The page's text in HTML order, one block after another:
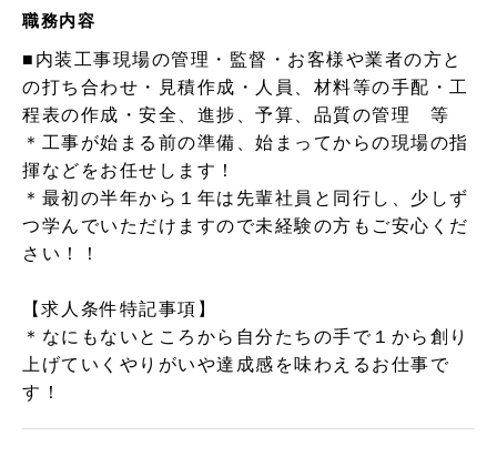
職務内容
■内装工事現場の管理・監督・お客様や業者の方と
の打ち合わせ・見積作成・人員、材料等の手配・工
程表の作成・安全、進捗、予算、品質の管理 等
＊工事が始まる前の準備、始まってからの現場の指
揮などをお任せします！
＊最初の半年から１年は先輩社員と同行し、少しず
つ学んでいただけますので未経験の方もご安心くだ
さい！！
【求人条件特記事項】
＊なにもないところから自分たちの手で１から創り
上げていくやりがいや達成感を味わえるお仕事で
す！